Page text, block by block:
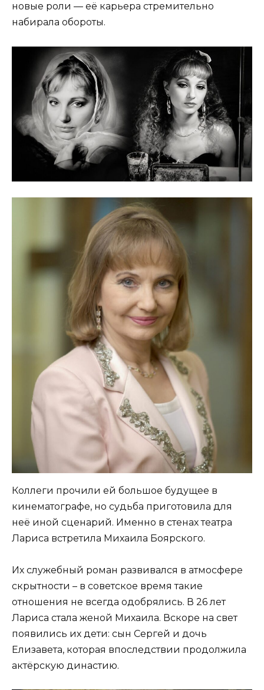
новые роли — её карьера стремительно
набирала обороты.
Коллеги прочили ей большое будущее в
кинематографе, но судьба приготовила для
неё иной сценарий. Именно в стенах театра
Лариса встретила Михаила Боярского.
Их служебный роман развивался в атмосфере
скрытности – в советское время такие
отношения не всегда одобрялись. В 26 лет
Лариса стала женой Михаила. Вскоре на свет
появились их дети: сын Сергей и дочь
Елизавета, которая впоследствии продолжила
актёрскую династию.